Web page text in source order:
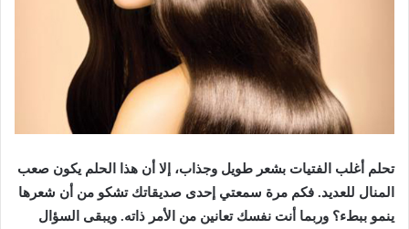
تحلم أغلب الفتيات بشعر طويل وجذاب، إلا أن هذا الحلم يكون صعب
المنال للعديد. فكم مرة سمعتي إحدى صديقاتك تشكو من أن شعرها
ينمو ببطء؟ وربما أنت نفسك تعانين من الأمر ذاته. ويبقى السؤال